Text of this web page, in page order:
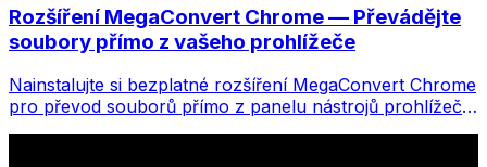
Rozšíření MegaConvert Chrome — Převádějte
soubory přímo z vašeho prohlížeče
Nainstalujte si bezplatné rozšíření MegaConvert Chrome
pro převod souborů přímo z panelu nástrojů prohlížeče.